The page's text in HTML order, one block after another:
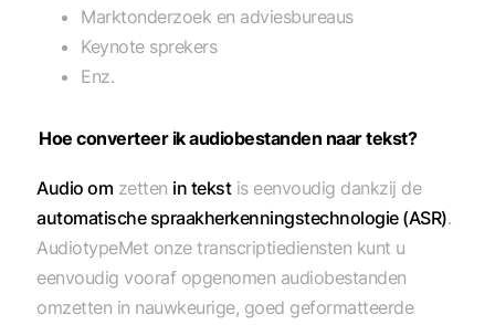
Marktonderzoek en adviesbureaus
Keynote sprekers
Enz.
Hoe converteer ik audiobestanden naar tekst?
Audio om zetten in tekstis eenvoudig dankzij de
automatische spraakherkenningstechnologie (ASR).
AudiotypeMet onze transcriptiediensten kunt u
eenvoudig vooraf opgenomen audiobestanden
omzetten in nauwkeurige, goed geformatteerde